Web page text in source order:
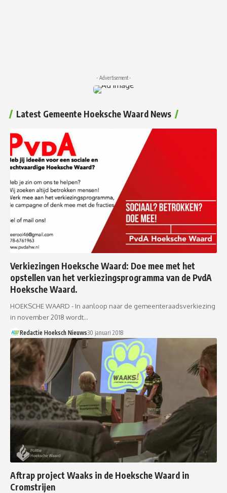
- Advertisement -
Latest Gemeente Hoeksche Waard News
Verkiezingen Hoeksche Waard: Doe mee met het
opstellen van het verkiezingsprogramma van de PvdA
Hoeksche Waard.
HOEKSCHE WAARD - In aanloop naar de gemeenteraadsverkiezing
in november 2018 wordt…
Redactie Hoeksch Nieuws30 januari 2018
Aftrap project Waaks in de Hoeksche Waard in
Cromstrijen